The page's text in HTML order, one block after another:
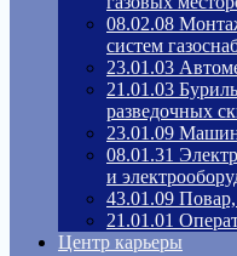
08.02.08
систем
23.01.03
21.01.03
разведочных
23.01.09
08.01.31
и
43.01.09
21.01.01
Центр карьеры